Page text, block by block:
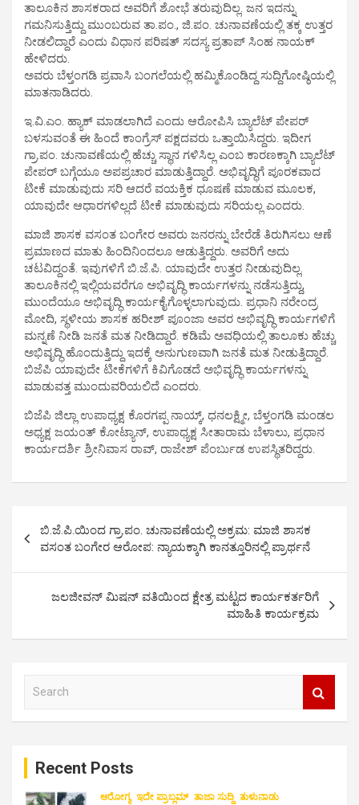
ತಾಲೂಕಿನ ಶಾಸಕರಾದ ಅವರಿಗೆ ಶೋಭೆ ತರುವುದಿಲ್ಲ. ಜನ ಇದನ್ನು
ಗಮನಿಸುತ್ತಿದ್ದು ಮುಂಬರುವ ತಾ.ಪಂ., ಜಿ.ಪಂ. ಚುನಾವಣೆಯಲ್ಲಿ ತಕ್ಕ ಉತ್ತರ
ನೀಡಲಿದ್ದಾರೆ ಎಂದು ವಿಧಾನ ಪರಿಷತ್ ಸದಸ್ಯ ಪ್ರತಾಪ್ ಸಿಂಹ ನಾಯಕ್
ಹೇಳಿದರು.
ಅವರು ಬೆಳ್ತಂಗಡಿ ಪ್ರವಾಸಿ ಬಂಗಲೆಯಲ್ಲಿ ಹಮ್ಮಿಕೊಂಡಿದ್ದ ಸುದ್ದಿಗೋಷ್ಠಿಯಲ್ಲಿ
ಮಾತನಾಡಿದರು.
ಇ.ವಿ.ಎಂ. ಹ್ಯಾಕ್ ಮಾಡಲಾಗಿದೆ ಎಂದು ಆರೋಪಿಸಿ ಬ್ಯಾಲೆಟ್ ಪೇಪರ್
ಬಳಸುವಂತೆ ಈ ಹಿಂದೆ ಕಾಂಗ್ರೆಸ್ ಪಕ್ಷದವರು ಒತ್ತಾಯಿಸಿದ್ದರು. ಇದೀಗ
ಗ್ರಾ.ಪಂ. ಚುನಾವಣೆಯಲ್ಲಿ ಹೆಚ್ಚು ಸ್ಥಾನ ಗಳಿಸಿಲ್ಲ ಎಂಬ ಕಾರಣಕ್ಕಾಗಿ ಬ್ಯಾಲೆಟ್
ಪೇಪರ್ ಬಗ್ಗೆಯೂ ಅಪಪ್ರಚಾರ ಮಾಡುತ್ತಿದ್ದಾರೆ. ಅಭಿವೃದ್ಧಿಗೆ ಪೂರಕವಾದ
ಟೀಕೆ ಮಾಡುವುದು ಸರಿ ಆದರೆ ವಯಕ್ತಿಕ ಧೂಷಣೆ ಮಾಡುವ ಮೂಲಕ,
ಯಾವುದೇ ಆಧಾರಗಳಿಲ್ಲದೆ ಟೀಕೆ ಮಾಡುವುದು ಸರಿಯಲ್ಲ ಎಂದರು.
ಮಾಜಿ ಶಾಸಕ ವಸಂತ ಬಂಗೇರ ಅವರು ‌ಜನರನ್ನು ಬೇರೆಡೆ ತಿರುಗಿಸಲು ಆಣೆ
ಪ್ರಮಾಣದ ‌ಮಾತು‌ ಹಿಂದಿನಿಂದಲೂ ‌ಆಡುತ್ತಿದ್ದರು. ಅವರಿಗೆ ಅದು
ಚಟವಿದ್ದಂತೆ. ಇವುಗಳಿಗೆ ಬಿ.ಜೆ.ಪಿ. ಯಾವುದೇ ಉತ್ತರ ನೀಡುವುದಿಲ್ಲ.
ತಾಲೂಕಿನಲ್ಲಿ ಇಲ್ಲಿಯವರೆಗೂ ಅಭಿವೃದ್ಧಿ ಕಾರ್ಯಗಳನ್ನು ನಡೆಸುತ್ತಿದ್ದು,
ಮುಂದೆಯೂ ಅಭಿವೃದ್ಧಿ ಕಾರ್ಯ‌ಕೈಗೊಳ್ಳಲಾಗುವುದು. ಪ್ರಧಾನಿ ನರೇಂದ್ರ
ಮೋದಿ, ಸ್ಥಳೀಯ ಶಾಸಕ ಹರೀಶ್ ಪೂಂಜಾ ಅವರ ಅಭಿವೃದ್ಧಿ ಕಾರ್ಯಗಳಿಗೆ
ಮನ್ನಣೆ ನೀಡಿ ಜನತೆ‌ ಮತ ನೀಡಿದ್ದಾರೆ. ಕಡಿಮೆ ಅವಧಿಯಲ್ಲಿ ತಾಲೂಕು ಹೆಚ್ಚು
ಅಭಿವೃದ್ಧಿ ಹೊಂದುತ್ತಿದ್ದು ಇದಕ್ಕೆ ‌ಅನುಗುಣವಾಗಿ‌ ಜನತೆ ಮತ ನೀಡುತ್ತಿದ್ದಾರೆ.
ಬಿಜೆಪಿ ಯಾವುದೇ ಟೀಕೆಗಳಿಗೆ ಕಿವಿಗೊಡದೆ ಅಭಿವೃದ್ಧಿ ಕಾರ್ಯಗಳನ್ನು
ಮಾಡುವತ್ತ ಮುಂದುವರಿಯಲಿದೆ ಎಂದರು.
ಬಿಜೆಪಿ ಜಿಲ್ಲಾ ಉಪಾಧ್ಯಕ್ಷ ಕೊರಗಪ್ಪ ನಾಯ್ಕ್, ಧನಲಕ್ಷ್ಮೀ, ಬೆಳ್ತಂಗಡಿ ಮಂಡಲ
ಅಧ್ಯಕ್ಷ ಜಯಂತ್ ಕೋಟ್ಯಾನ್, ಉಪಾಧ್ಯಕ್ಷ ಸೀತಾರಾಮ ಬೆಳಾಲು, ಪ್ರಧಾನ
ಕಾರ್ಯದರ್ಶಿ ಶ್ರೀನಿವಾಸ ರಾವ್, ರಾಜೇಶ್ ಪೆಂರ್ಬುಡ ಉಪಸ್ಥಿತರಿದ್ದರು.
s
a
g
ಬಿ.ಜೆ.ಪಿ.ಯಿಂದ ಗ್ರಾ.ಪಂ. ಚುನಾವಣೆಯಲ್ಲಿ ಅಕ್ರಮ: ಮಾಜಿ‌ ಶಾಸಕ
ವಸಂತ ಬಂಗೇರ ಆರೋಪ: ನ್ಯಾಯಕ್ಕಾಗಿ ಕಾನತ್ತೂರಿನಲ್ಲಿ‌ ಪ್ರಾರ್ಥನೆ
ಜಲಜೀವನ್ ಮಿಷನ್ ವತಿಯಿಂದ ಕ್ಷೇತ್ರ ಮಟ್ಟದ ಕಾರ್ಯಕರ್ತರಿಗೆ
ಮಾಹಿತಿ ಕಾರ್ಯಕ್ರಮ
Recent Posts
ಆರೋಗ್ಯ ಇದೇ ಪ್ರಾಬ್ಲಮ್ ತಾಜಾ ಸುದ್ದಿ ತುಳುನಾಡು